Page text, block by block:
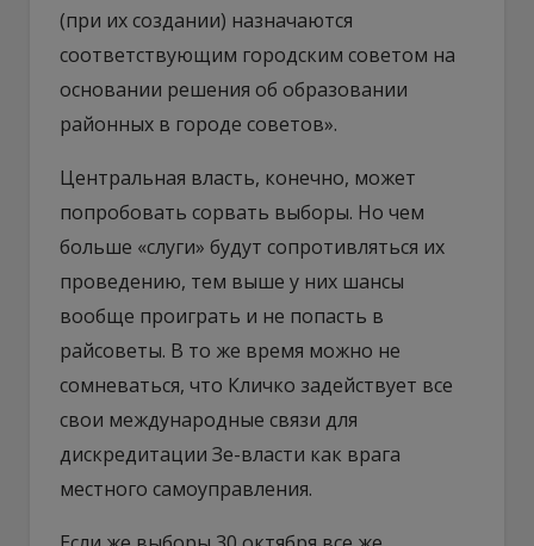
(при их создании) назначаются
соответствующим городским советом на
основании решения об образовании
районных в городе советов».
Центральная власть, конечно, может
попробовать сорвать выборы. Но чем
больше «слуги» будут сопротивляться их
проведению, тем выше у них шансы
вообще проиграть и не попасть в
райсоветы. В то же время можно не
сомневаться, что Кличко задействует все
свои международные связи для
дискредитации Зе-власти как врага
местного самоуправления.